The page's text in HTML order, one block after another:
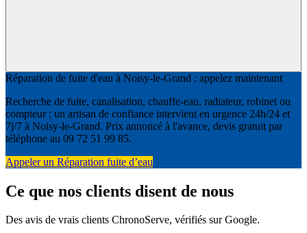
Réparation de fuite d'eau à Noisy-le-Grand : appelez maintenant
Recherche de fuite, canalisation, chauffe-eau, radiateur, robinet ou
compteur : un artisan de confiance intervient en urgence 24h/24 et
7j/7 à Noisy-le-Grand. Prix annoncé à l'avance, devis gratuit par
téléphone au 09 72 51 99 85.
Appeler un Réparation fuite d’eau
Ce que nos clients disent de nous
Des avis de vrais clients ChronoServe, vérifiés sur Google.